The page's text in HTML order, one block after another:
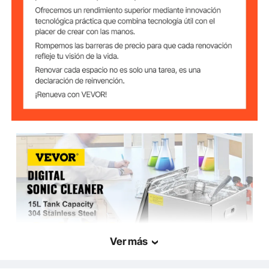
Capacidad del
Tanque
13,5-15 L (Dado que la parte
inferior del limpiador
curva, el volumen real será
menor.)
Ajuste de Tiempo
Ajuste de
Temperatura
0-80 Grados Celsius
Cantidad de
Transductor
6 set
Tamaño del
13" x 11,81" x 5,91"/33 x 30
x 15 cm
Ver más